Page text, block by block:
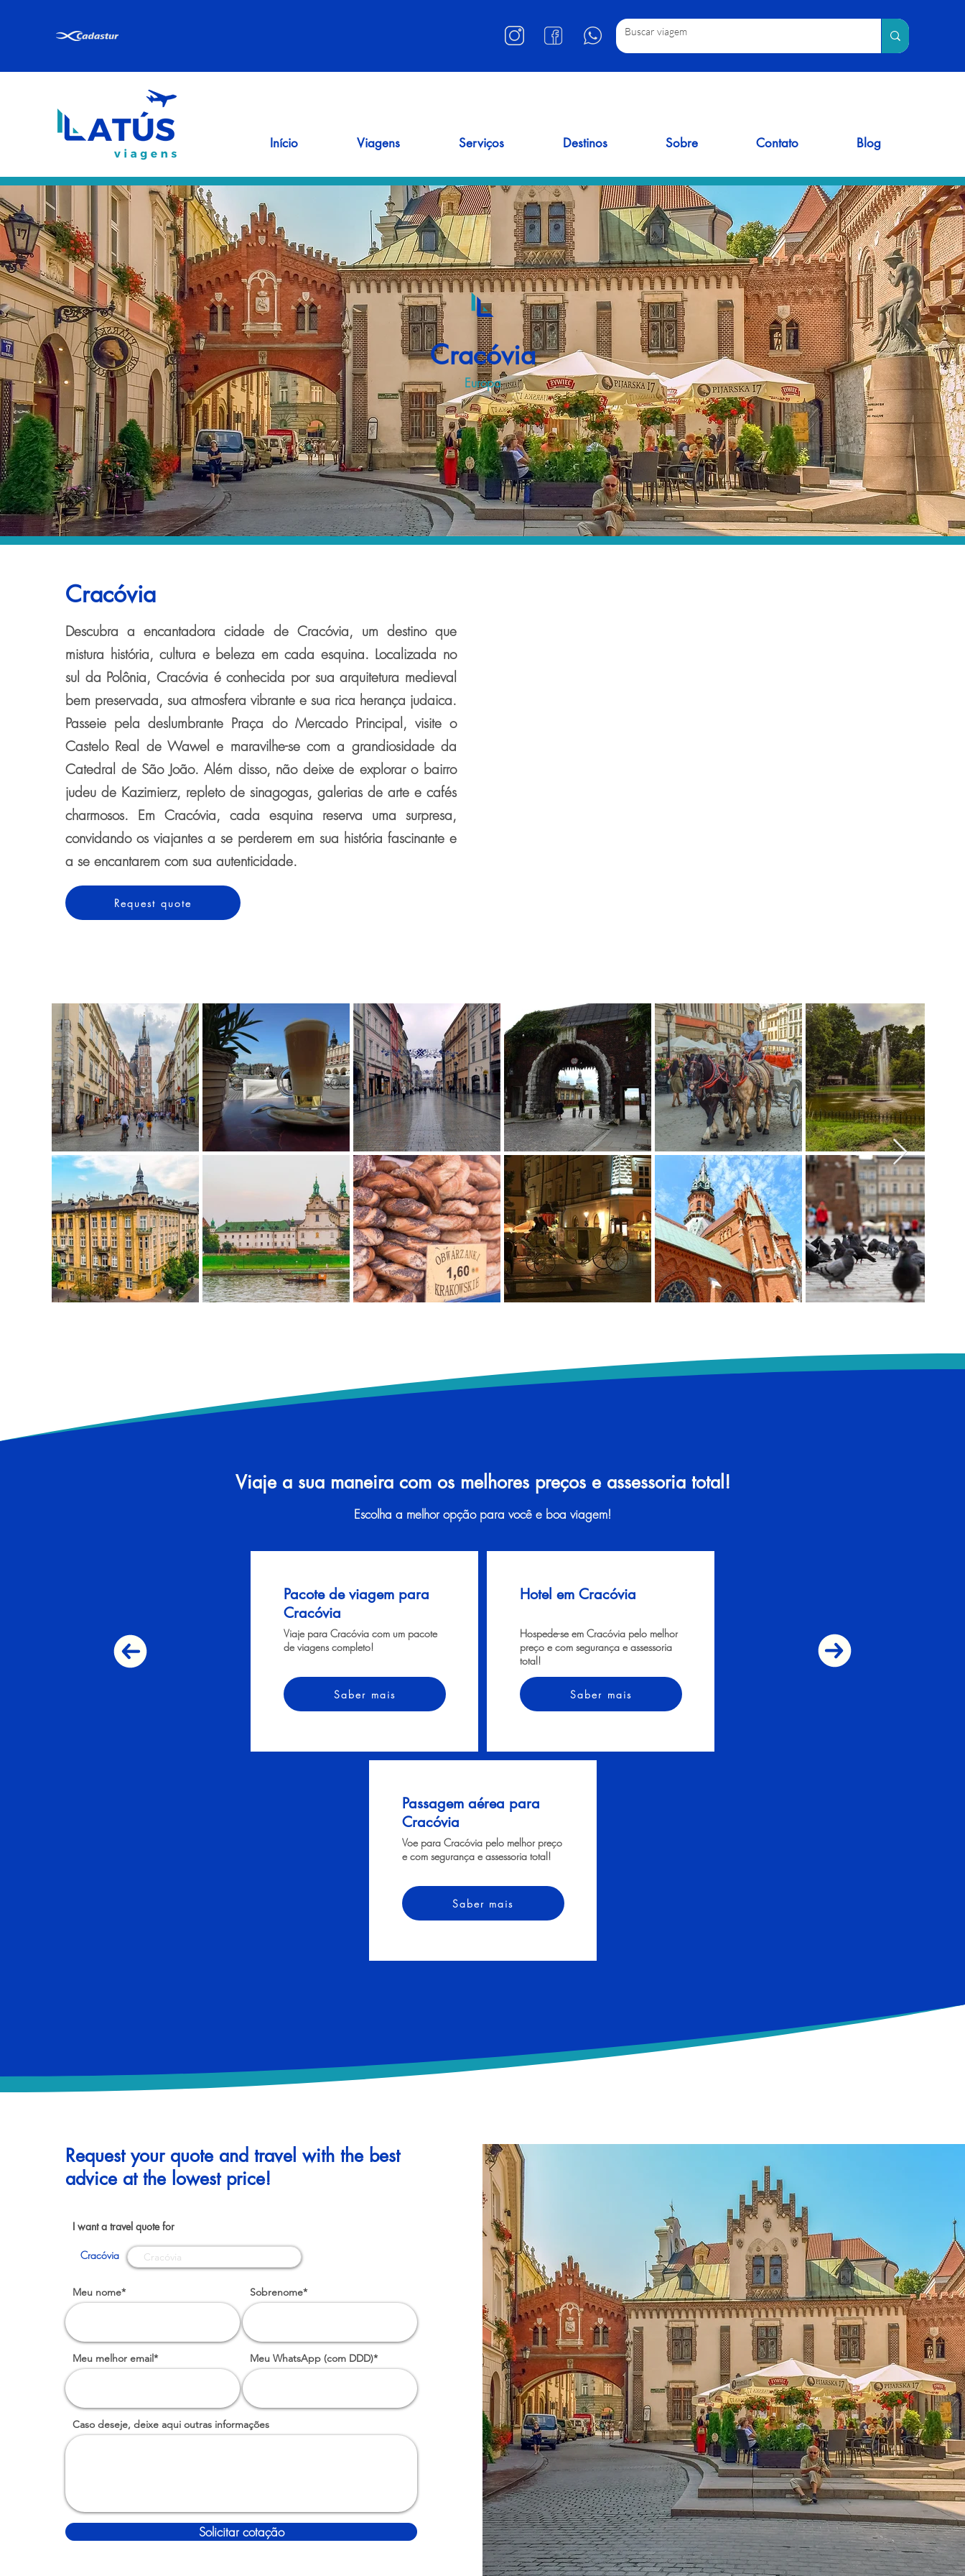
Início Viagens Serviços Destinos Sobre Contato Blog
Cracóvia
Europa
Cracóvia
Descubra a encantadora cidade de Cracóvia, um destino que
mistura história, cultura e beleza em cada esquina. Localizada no
sul da Polônia, Cracóvia é conhecida por sua arquitetura medieval
bem preservada, sua atmosfera vibrante e sua rica herança judaica.
Passeie pela deslumbrante Praça do Mercado Principal, visite o
Castelo Real de Wawel e maravilhe-se com a grandiosidade da
Catedral de São João. Além disso, não deixe de explorar o bairro
judeu de Kazimierz, repleto de sinagogas, galerias de arte e cafés
charmosos. Em Cracóvia, cada esquina reserva uma surpresa,
convidando os viajantes a se perderem em sua história fascinante e
a se encantarem com sua autenticidade.
Request quote
Viaje a sua maneira com os melhores preços e assessoria total!
Escolha a melhor opção para você e boa viagem!
Pacote de viagem para
Cracóvia
Viaje para Cracóvia com um pacote
de viagens completo!
Saber mais
Hotel em Cracóvia
Hospede-se em Cracóvia pelo melhor
preço e com segurança e assessoria
total!
Saber mais
Passagem aérea para
Cracóvia
Voe para Cracóvia pelo melhor preço
e com segurança e assessoria total!
Saber mais
Request your quote and travel with the best
advice at the lowest price!
I want a travel quote for
Cracóvia
Meu nome* Sobrenome*
Meu melhor email* Meu WhatsApp (com DDD)*
Caso deseje, deixe aqui outras informações
Solicitar cotação